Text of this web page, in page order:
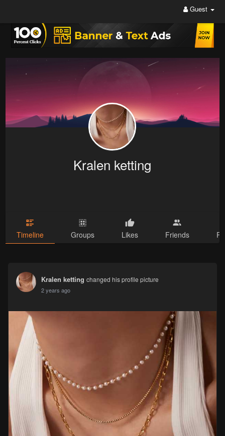
Guest
Kralen ketting
Timeline Groups Likes Friends
Kralen ketting changed his profile picture
2 years ago